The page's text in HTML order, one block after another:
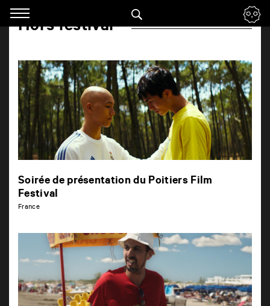
Accéder
Renseigner
vos
mots
clés
Hors festival
Soirée de présentation du Poitiers Film
Festival
France